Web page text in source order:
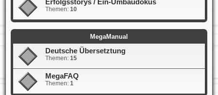
Erfolgsstorys / Ein-Umbaudokus
Themen: 10
MegaManual
Deutsche Übersetztung
Themen: 15
MegaFAQ
Themen: 1